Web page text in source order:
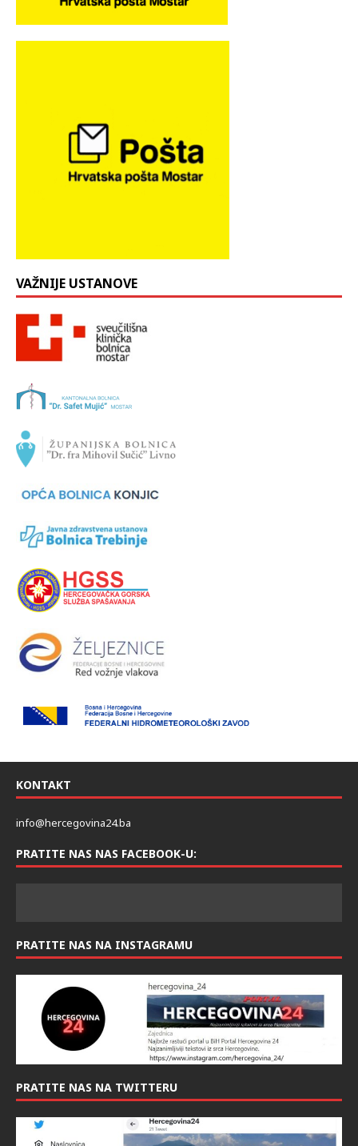
VAŽNIJE USTANOVE
KONTAKT
info@hercegovina24.ba
PRATITE NAS NAS FACEBOOK-U:
PRATITE NAS NA INSTAGRAMU
PRATITE NAS NA TWITTERU